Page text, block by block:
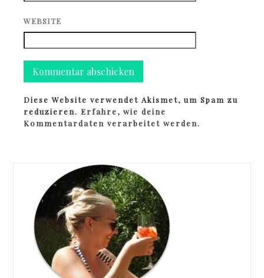
WEBSITE
Diese Website verwendet Akismet, um Spam zu
reduzieren.Erfahre, wie deine
Kommentardaten verarbeitet werden.